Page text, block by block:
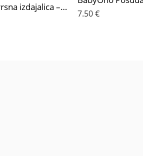
BabyOno Prsna izdajalica – kolektor/sakupljač mlijeka MILK ME
7.50€